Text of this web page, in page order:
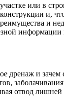
или в
и,
и
информации
дренаж и
отвод